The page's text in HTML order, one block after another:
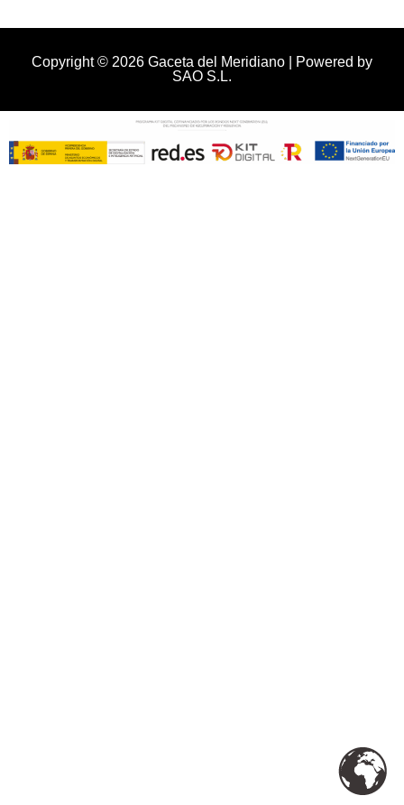
Copyright © 2026 Gaceta del Meridiano | Powered by
SAO S.L.